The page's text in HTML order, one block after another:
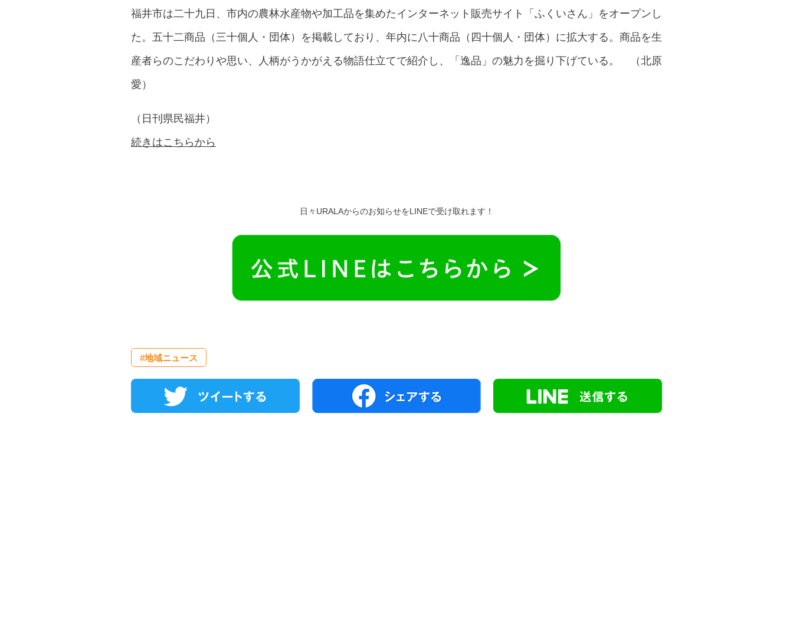
福井市は二十九日、市内の農林水産物や加工品を集めたインターネット販売サイト「ふくいさん」をオープンし
た。五十二商品（三十個人・団体）を掲載しており、年内に八十商品（四十個人・団体）に拡大する。商品を生
産者らのこだわりや思い、人柄がうかがえる物語仕立てで紹介し、「逸品」の魅力を掘り下げている。 （北原
愛）
（日刊県民福井）
続きはこちらから
日々URALAからのお知らせをLINEで受け取れます！
#地域ニュース